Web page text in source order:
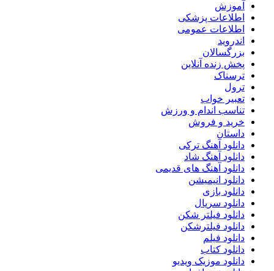
آموزش
اطلاعات پزشکی
اطلاعات عمومی
اندروید
بزرگسالان
پخش زنده آنلاین
ترسناک
ترول
تعبیر خواب
تناسب اندام و ورزش
خرید و فروش
داستان
دانلود آهنگ ترکی
دانلود آهنگ شاد
دانلود آهنگ های قدیمی
دانلود انیمیشن
دانلود بازی
دانلود سریال
دانلود فیلتر شکن
دانلود فیلترشکن
دانلود فیلم
دانلود کتاب
دانلود موزیک ویدیو